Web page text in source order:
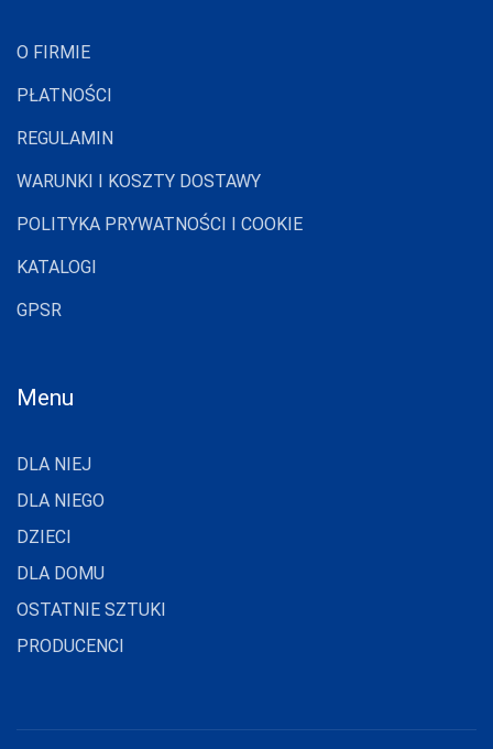
O FIRMIE
PŁATNOŚCI
REGULAMIN
WARUNKI I KOSZTY DOSTAWY
POLITYKA PRYWATNOŚCI I COOKIE
KATALOGI
GPSR
Menu
DLA NIEJ
DLA NIEGO
DZIECI
DLA DOMU
OSTATNIE SZTUKI
PRODUCENCI